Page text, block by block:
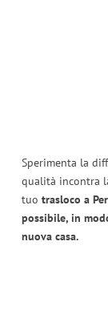
Sperimenta la
qualità incontra
tuo trasloco a
possibile, in
nuova casa.